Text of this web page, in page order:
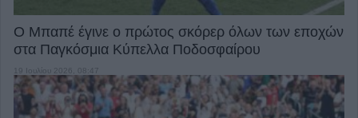
Ο Μπαπέ έγινε ο πρώτος σκόρερ όλων των εποχών
στα Παγκόσμια Κύπελλα Ποδοσφαίρου
19 Ιουλίου 2026, 08:47